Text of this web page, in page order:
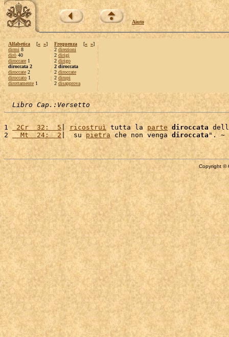
Aiuto
Alfabetica [« »]
dirmi 8
dirò 40
diroccare 1
diroccata 2
diroccate 2
diroccato 1
dirottamente 1
Frequenza [« »]
2 direzioni
2 dirigi
2 dirigo
2 diroccata
2 diroccate
2 dirupi
2 disapprova
Libro Cap.:Versetto
1 2Cr  32:  5| ricostruì tutta la parte diroccata
2
  Mt  24:  2
|  su pietra che non venga diroccata
Copyright ©